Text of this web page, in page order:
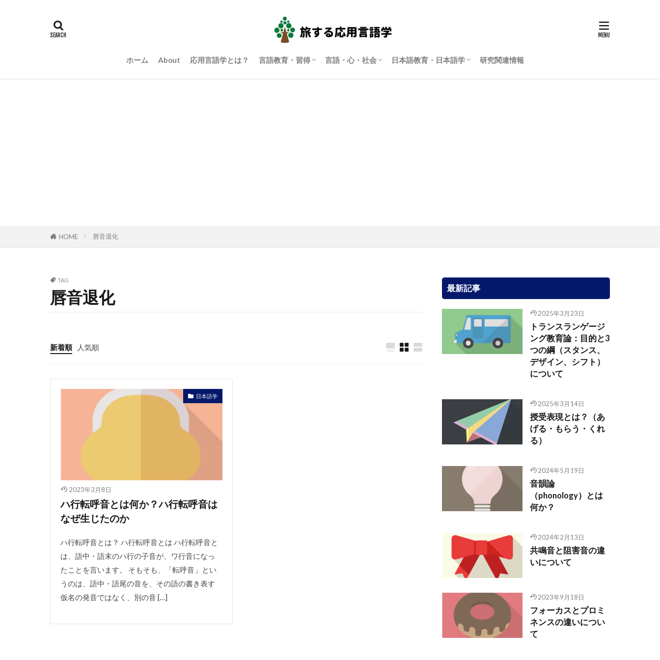
ホーム About 応用言語学とは？ 言語教育・習得 言語・心・社会 日本語教育・日本語学 研究関連情報
HOME 唇音退化
TAG
唇音退化
新着順 人気順
日本語学
2023年3月8日
ハ行転呼音とは何か？ハ行転呼音は
なぜ生じたのか
ハ行転呼音とは？ ハ行転呼音とは ハ行転呼音と
は、語中・語末のハ行の子音が、ワ行音になっ
たことを言います。 そもそも、「転呼音」とい
うのは、語中・語尾の音を、その語の書き表す
仮名の発音ではなく、別の音 […]
最新記事
2025年3月23日
トランスランゲージ
ング教育論：目的と3
つの綱（スタンス、
デザイン、シフト）
について
2025年3月14日
授受表現とは？（あ
げる・もらう・くれ
る）
2024年5月19日
音韻論
（phonology）とは
何か？
2024年2月13日
共鳴音と阻害音の違
いについて
2023年9月18日
フォーカスとプロミ
ネンスの違いについ
て